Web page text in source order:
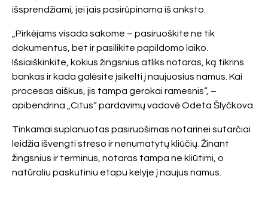
išsprendžiami, jei jais pasirūpinama iš anksto.
„Pirkėjams visada sakome – pasiruoškite ne tik
dokumentus, bet ir pasilikite papildomo laiko.
Išsiaiškinkite, kokius žingsnius atliks notaras, ką tikrins
bankas ir kada galėsite įsikelti į naujuosius namus. Kai
procesas aiškus, jis tampa gerokai ramesnis“, –
apibendrina „Citus“ pardavimų vadovė Odeta Šlyčkova.
Tinkamai suplanuotas pasiruošimas notarinei sutarčiai
leidžia išvengti streso ir nenumatytų kliūčių. Žinant
žingsnius ir terminus, notaras tampa ne kliūtimi, o
natūraliu paskutiniu etapu kelyje į naujus namus.